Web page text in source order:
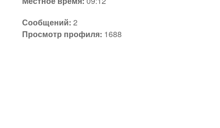
Сообщений: 2
Просмотр профиля: 1688